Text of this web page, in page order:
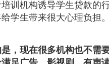
训机构诱导学生贷款的
学生带来很大心理负担
，现在很多机构也不需